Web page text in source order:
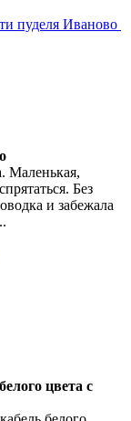
пуделя Иваново
Маленькая,
Без
и забежала
цвета с